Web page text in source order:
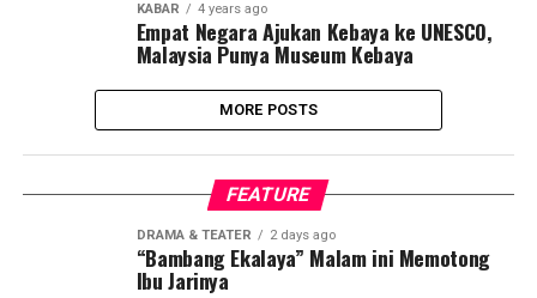
KABAR 4 years ago
Empat Negara Ajukan Kebaya ke UNESCO,
Malaysia Punya Museum Kebaya
MORE POSTS
FEATURE
DRAMA & TEATER 2 days ago
“Bambang Ekalaya” Malam ini Memotong
Ibu Jarinya